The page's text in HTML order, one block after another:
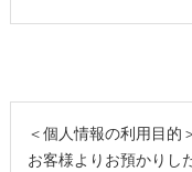
＜個人情報の利用目的
お客様よりお預かりし